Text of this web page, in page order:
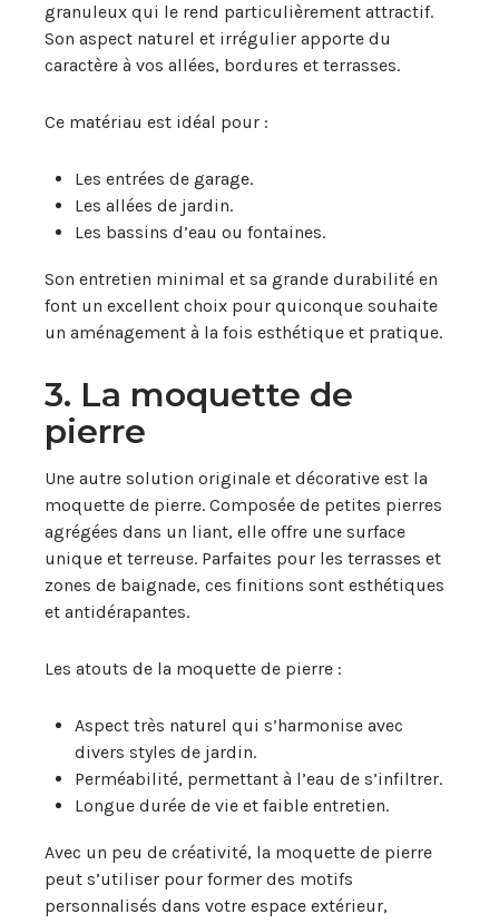
granuleux qui le rend particulièrement attractif.
Son aspect naturel et irrégulier apporte du
caractère à vos allées, bordures et terrasses.
Ce matériau est idéal pour :
Les entrées de garage.
Les allées de jardin.
Les bassins d’eau ou fontaines.
Son entretien minimal et sa grande durabilité en
font un excellent choix pour quiconque souhaite
un aménagement à la fois esthétique et pratique.
3. La moquette de
pierre
Une autre solution originale et décorative est la
moquette de pierre. Composée de petites pierres
agrégées dans un liant, elle offre une surface
unique et terreuse. Parfaites pour les terrasses et
zones de baignade, ces finitions sont esthétiques
et antidérapantes.
Les atouts de la moquette de pierre :
Aspect très naturel qui s’harmonise avec
divers styles de jardin.
Perméabilité, permettant à l’eau de s’infiltrer.
Longue durée de vie et faible entretien.
Avec un peu de créativité, la moquette de pierre
peut s’utiliser pour former des motifs
personnalisés dans votre espace extérieur,